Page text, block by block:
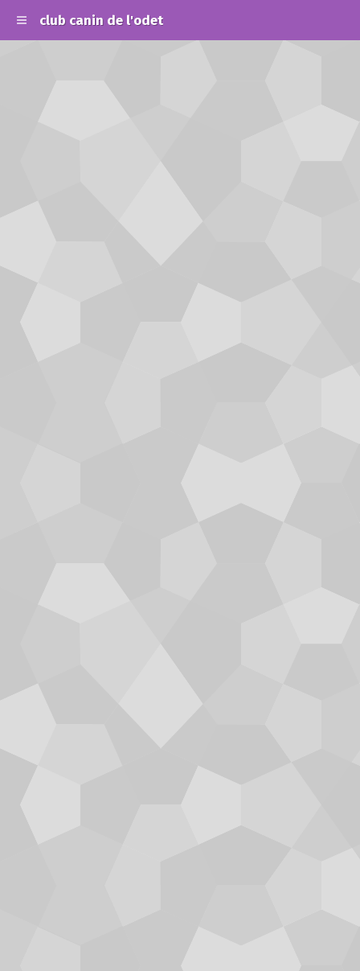
club canin de l'odet